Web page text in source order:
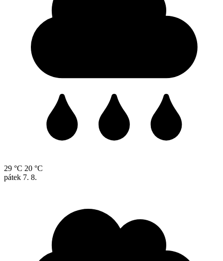
29 °C 20 °C
pátek 7. 8.